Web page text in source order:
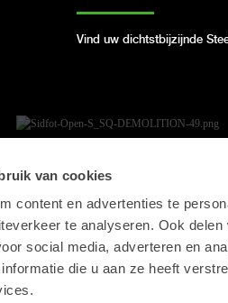
van cookies
content en advertenties te
te analyseren. Ook
social media, adverteren en
die u aan ze heeft
Vind uw dichtstbijzijnde
OPEN-S
We voldoen aan de open
volautomatische snelwissels